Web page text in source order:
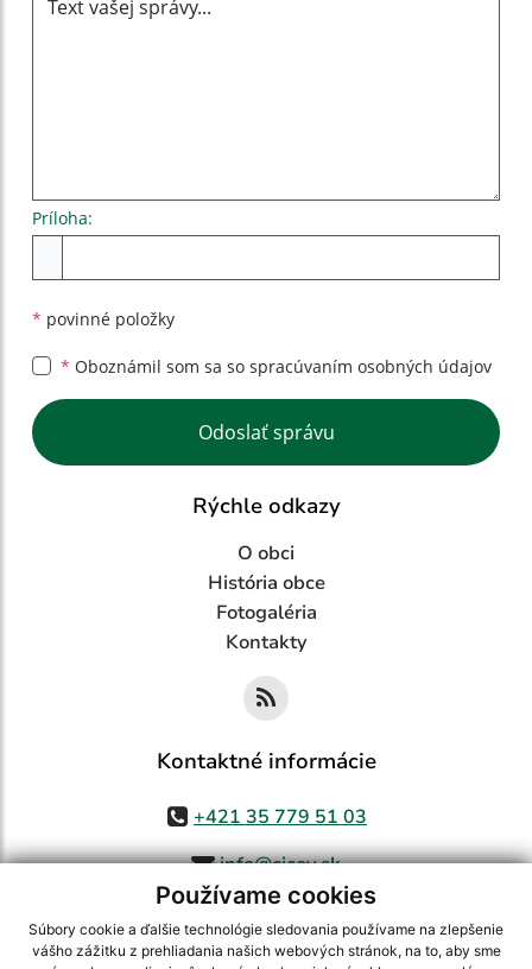
Používame cookies
Súbory cookie a ďalšie technológie sledovania používame na zlepšenie
vášho zážitku z prehliadania našich webových stránok, na to, aby sme
Príloha:
* povinné položky
* Oboznámil som sa so spracúvaním osobných údajov
Google reCaptcha Response
Odoslať správu
Rýchle odkazy
O obci
História obce
Fotogaléria
Kontakty
Kontaktné informácie
+421 35 779 51 03
info@cicov.sk